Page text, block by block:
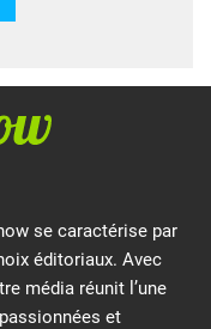
se caractérise par
éditoriaux. Avec
média réunit l’une
et